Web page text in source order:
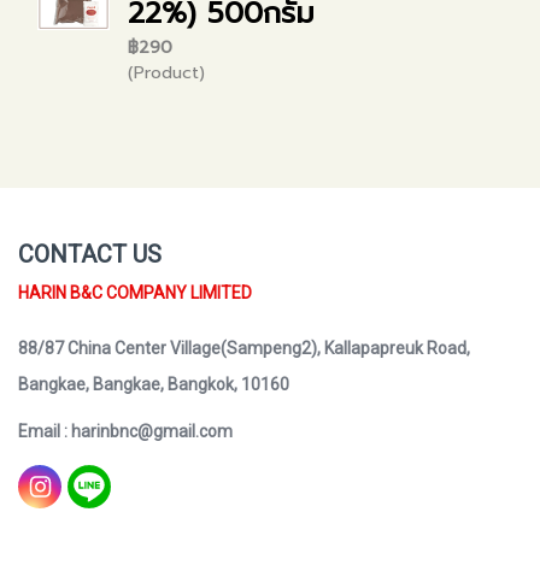
22%) 500กรัม
฿290
(Product)
CONTACT US
HARIN B&C COMPANY LIMITED
88/87 China Center Village(Sampeng2), Kallapapreuk Road,
Bangkae, Bangkae, Bangkok, 10160
Email : harinbnc@gmail.com